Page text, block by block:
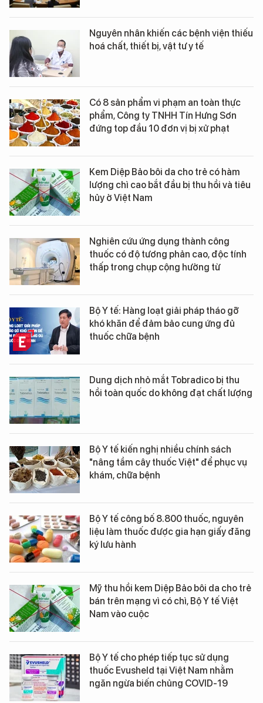
Nguyên nhân khiến các bệnh viện thiếu
hoá chất, thiết bị, vật tư y tế
Có 8 sản phẩm vi phạm an toàn thực
phẩm, Công ty TNHH Tín Hưng Sơn
đứng top đầu 10 đơn vị bị xử phạt
Kem Diệp Bảo bôi da cho trẻ có hàm
lượng chì cao bắt đầu bị thu hồi và tiêu
hủy ở Việt Nam
Nghiên cứu ứng dụng thành công
thuốc có độ tương phản cao, độc tính
thấp trong chụp cộng hưởng từ
Bộ Y tế: Hàng loạt giải pháp tháo gỡ
khó khăn để đảm bảo cung ứng đủ
thuốc chữa bệnh
Dung dịch nhỏ mắt Tobradico bị thu
hồi toàn quốc do không đạt chất lượng
Bộ Y tế kiến nghị nhiều chính sách
"nâng tầm cây thuốc Việt" để phục vụ
khám, chữa bệnh
Bộ Y tế công bố 8.800 thuốc, nguyên
liệu làm thuốc được gia hạn giấy đăng
ký lưu hành
Mỹ thu hồi kem Diệp Bảo bôi da cho trẻ
bán trên mạng vì có chì, Bộ Y tế Việt
Nam vào cuộc
Bộ Y tế cho phép tiếp tục sử dụng
thuốc Evusheld tại Việt Nam nhằm
ngăn ngừa biến chủng COVID-19